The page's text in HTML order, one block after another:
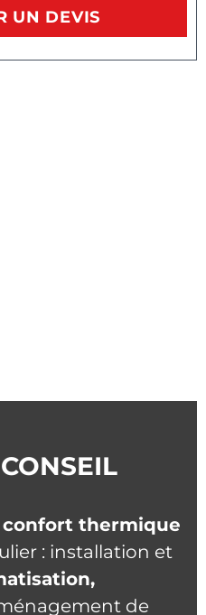
UN DEVIS
confort thermique
: installation et
de